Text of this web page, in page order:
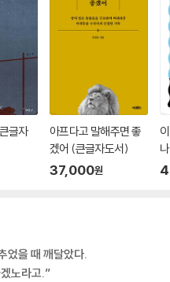
글자
아프다고 말해주면 좋
겠어 (큰글자도서)
37,000원
었을 때 깨달았다.
노라고.”